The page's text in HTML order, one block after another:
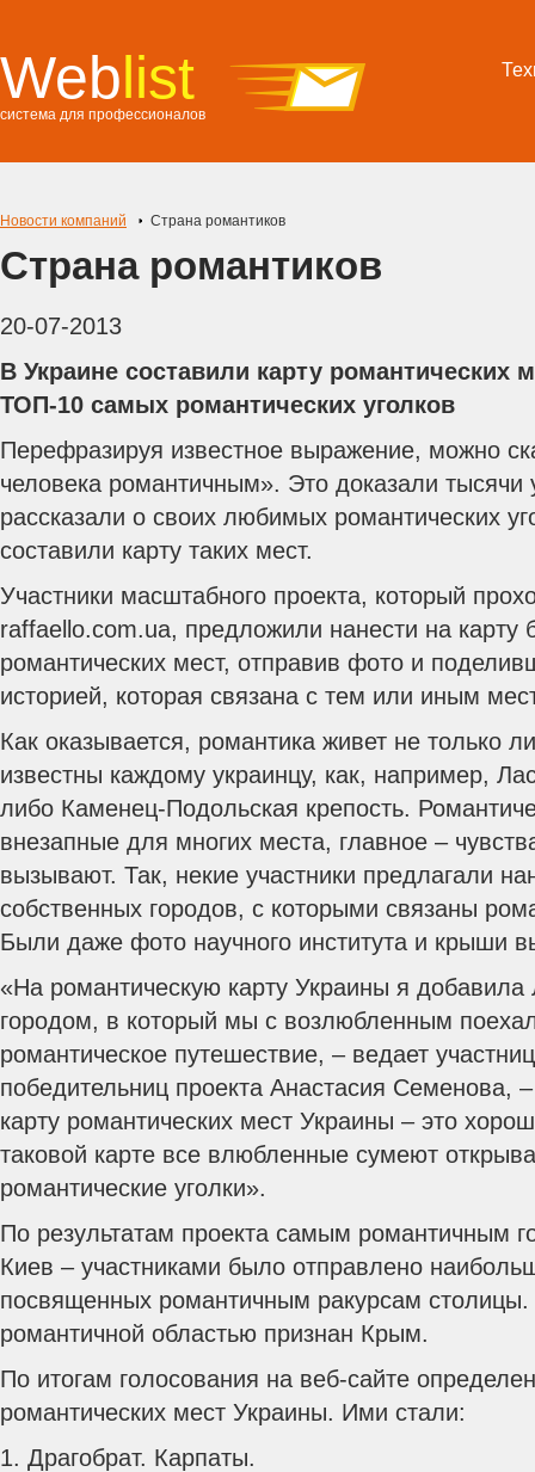
Weblist
система для профессионалов
Новости компаний Страна романтиков
Страна романтиков
20-07-2013
В Украине составили карту романтических
ТОП-10 самых романтических уголков
Перефразируя известное выражение, можно
человека романтичным». Это доказали тысячи
рассказали о своих любимых романтических
составили карту таких мест.
Участники масштабного проекта, который
raffaello.com.ua, предложили нанести на карту
романтических мест, отправив фото и
историей, которая связана с тем или иным
Как оказывается, романтика живет не только
известны каждому украинцу, как, например,
либо Каменец-Подольская крепость.
внезапные для многих места, главное –
вызывают. Так, некие участники предлагали
собственных городов, с которыми связаны
Были даже фото научного института и крыши
«На романтическую карту Украины я добавила
городом, в который мы с возлюбленным
романтическое путешествие, – ведает
победительниц проекта Анастасия Семенова,
карту романтических мест Украины – это
таковой карте все влюбленные сумеют
романтические уголки».
По результатам проекта самым романтичным
Киев – участниками было отправлено
посвященных романтичным ракурсам
романтичной областью признан Крым.
По итогам голосования на веб-сайте
романтических мест Украины. Ими стали:
1. Драгобрат. Карпаты.